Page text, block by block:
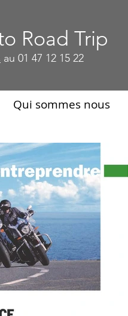
Road Trip
au 01 47 12 15 22
Qui sommes nous
Road Trip
au 01 47 12 15 22